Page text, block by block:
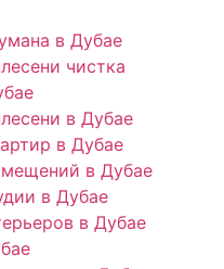
в Дубае
чистка
в Дубае
в Дубае
в Дубае
в Дубае
в Дубае